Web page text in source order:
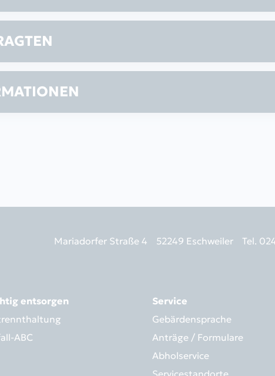
Mariadorfer Straße 4 52249 Eschweiler Tel.
entsorgen
ABC
Service
Gebärdensprache
Anträge / Formulare
Abholservice
Servicestandorte